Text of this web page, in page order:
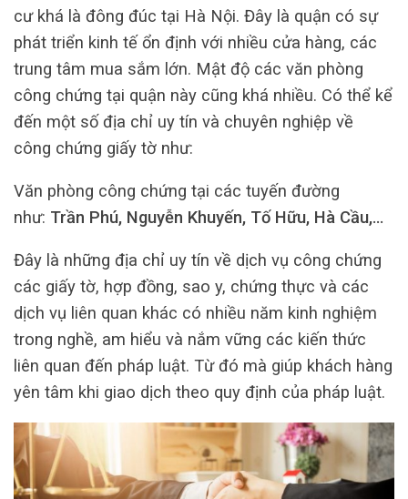
cư khá là đông đúc tại Hà Nội. Đây là quận có sự
phát triển kinh tế ổn định với nhiều cửa hàng, các
trung tâm mua sắm lớn. Mật độ các văn phòng
công chứng tại quận này cũng khá nhiều. Có thể kể
đến một số địa chỉ uy tín và chuyên nghiệp về
công chứng giấy tờ như:
Văn phòng công chứng tại các tuyến đường
như: Trần Phú, Nguyễn Khuyến, Tố Hữu, Hà Cầu,…
Đây là những địa chỉ uy tín về dịch vụ công chứng
các giấy tờ, hợp đồng, sao y, chứng thực và các
dịch vụ liên quan khác có nhiều năm kinh nghiệm
trong nghề, am hiểu và nắm vững các kiến thức
liên quan đến pháp luật. Từ đó mà giúp khách hàng
yên tâm khi giao dịch theo quy định của pháp luật.